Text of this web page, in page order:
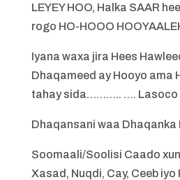
LEYEY HOO, Halka SAAR
rogo HO-HOOO
Iyana waxa jira Hees
Dhaqameed ay Hooyo ama
tahay sida……….. …. Lasoco
Dhaqansani waa Dhaqanka
Soomaali/Soolisi Caado
Xasad, Nuqdi, Cay, Ceeb iyo